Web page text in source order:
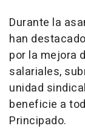
Durante la
han
por la mejora
salariales,
unidad
beneficie a
Principado.